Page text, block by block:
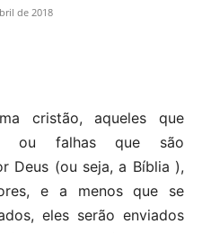
de 2018
cristão, aqueles que
ou falhas que são
Deus (ou seja, a Bíblia ),
e a menos que se
eles serão enviados